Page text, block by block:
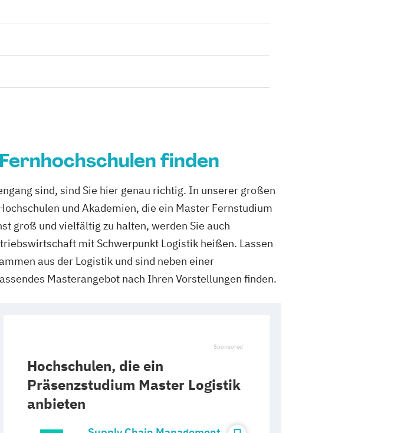
finden
sind, sind Sie hier genau richtig. In unserer großen
und Akademien, die ein Master Fernstudium
groß und vielfältig zu halten, werden Sie auch
mit Schwerpunkt Logistik heißen. Lassen
aus der Logistik und sind neben einer
Masterangebot nach Ihren Vorstellungen finden.
Hochschulen, die ein
Präsenzstudium Master Logistik
anbieten